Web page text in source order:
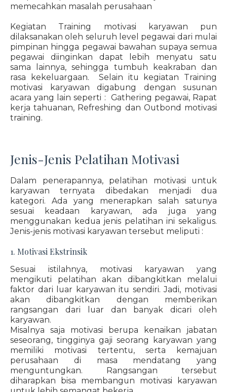
memecahkan masalah perusahaan
Kegiatan Training motivasi karyawan pun
dilaksanakan oleh seluruh level pegawai dari mulai
pimpinan hingga pegawai bawahan supaya semua
pegawai diinginkan dapat lebih menyatu satu
sama lainnya, sehingga tumbuh keakraban dan
rasa kekeluargaan. Selain itu kegiatan Training
motivasi karyawan digabung dengan susunan
acara yang lain seperti : Gathering pegawai, Rapat
kerja tahuanan, Refreshing dan Outbond motivasi
training.
Jenis-Jenis Pelatihan Motivasi
Dalam penerapannya, pelatihan motivasi untuk
karyawan ternyata dibedakan menjadi dua
kategori. Ada yang menerapkan salah satunya
sesuai keadaan karyawan, ada juga yang
menggunakan kedua jenis pelatihan ini sekaligus.
Jenis-jenis motivasi karyawan tersebut meliputi :
1. Motivasi Ekstrinsik
Sesuai istilahnya, motivasi karyawan yang
mengikuti pelatihan akan dibangkitkan melalui
faktor dari luar karyawan itu sendiri. Jadi, motivasi
akan dibangkitkan dengan memberikan
rangsangan dari luar dan banyak dicari oleh
karyawan.
Misalnya saja motivasi berupa kenaikan jabatan
seseorang, tingginya gaji seorang karyawan yang
memiliki motivasi tertentu, serta kemajuan
perusahaan di masa mendatang yang
menguntungkan. Rangsangan tersebut
diharapkan bisa membangun motivasi karyawan